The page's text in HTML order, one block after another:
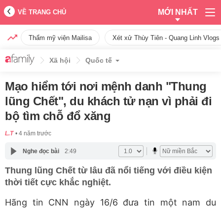
VỀ TRANG CHỦ MỚI NHẤT
Thẩm mỹ viện Mailisa Xét xử Thùy Tiên - Quang Linh
Xã hội Quốc tế
Mạo hiểm tới nơi mệnh danh "Thung
lũng Chết", du khách tử nạn vì phải đi
bộ tìm chỗ đổ xăng
L.T 4 năm trước
Nghe đọc bài 2:49
Thung lũng Chết từ lâu đã nổi tiếng với điều kiện
thời tiết cực khắc nghiệt.
Hãng tin CNN ngày 16/6 đưa tin một nam du